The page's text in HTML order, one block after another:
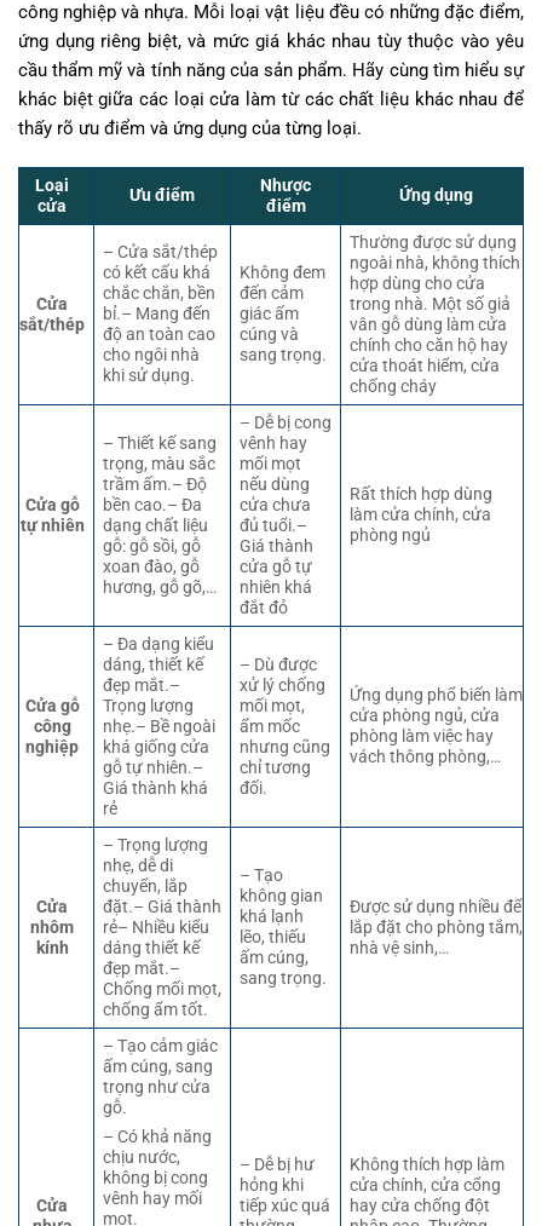
công nghiệp và nhựa. Mỗi loại vật liệu đều có những đặc điểm,
ứng dụng riêng biệt, và mức giá khác nhau tùy thuộc vào yêu
cầu thẩm mỹ và tính năng của sản phẩm. Hãy cùng tìm hiểu sự
khác biệt giữa các loại cửa làm từ các chất liệu khác nhau để
thấy rõ ưu điểm và ứng dụng của từng loại.
Loại
cửa
Ưu điểm
Nhược
điểm
Ứng dụng
Cửa
sắt/thép
– Cửa sắt/thép
có kết cấu khá
chắc chắn, bền
bỉ.– Mang đến
độ an toàn cao
cho ngôi nhà
khi sử dụng.
Không đem
đến cảm
giác ấm
cúng và
sang trọng.
Thường được sử dụng
ngoài nhà, không thích
hợp dùng cho cửa
trong nhà. Một số giả
vân gỗ dùng làm cửa
chính cho căn hộ hay
cửa thoát hiểm, cửa
chống cháy
Cửa gỗ
tự nhiên
– Thiết kế sang
trọng, màu sắc
trầm ấm.– Độ
bền cao.– Đa
dạng chất liệu
gỗ: gỗ sồi, gỗ
xoan đào, gỗ
hương, gỗ gõ,…
– Dễ bị cong
vênh hay
mối mọt
nếu dùng
cửa chưa
đủ tuổi.–
Giá thành
cửa gỗ tự
nhiên khá
đắt đỏ
Rất thích hợp dùng
làm cửa chính, cửa
phòng ngủ
Cửa gỗ
công
nghiệp
– Đa dạng kiểu
dáng, thiết kế
đẹp mắt.–
Trọng lượng
nhẹ.– Bề ngoài
khá giống cửa
gỗ tự nhiên.–
Giá thành khá
rẻ
– Dù được
xử lý chống
mối mọt,
ẩm mốc
nhưng cũng
chỉ tương
đối.
Ứng dụng phổ biến làm
cửa phòng ngủ, cửa
phòng làm việc hay
vách thông phòng,…
Cửa
nhôm
kính
– Trọng lượng
nhẹ, dễ di
chuyển, lắp
đặt.– Giá thành
rẻ– Nhiều kiểu
dáng thiết kế
đẹp mắt.–
Chống mối mọt,
chống ẩm tốt.
– Tạo
không gian
khá lạnh
lẽo, thiếu
ấm cúng,
sang trọng.
Được sử dụng nhiều để
lắp đặt cho phòng tắm,
nhà vệ sinh,…
Cửa
– Tạo cảm giác
ấm cúng, sang
trọng như cửa
gỗ.
– Có khả năng
chịu nước,
không bị cong
vênh hay mối
mọt.
– Dễ bị hư
hỏng khi
tiếp xúc quá
Không thích hợp làm
cửa chính, cửa cổng
hay cửa chống đột